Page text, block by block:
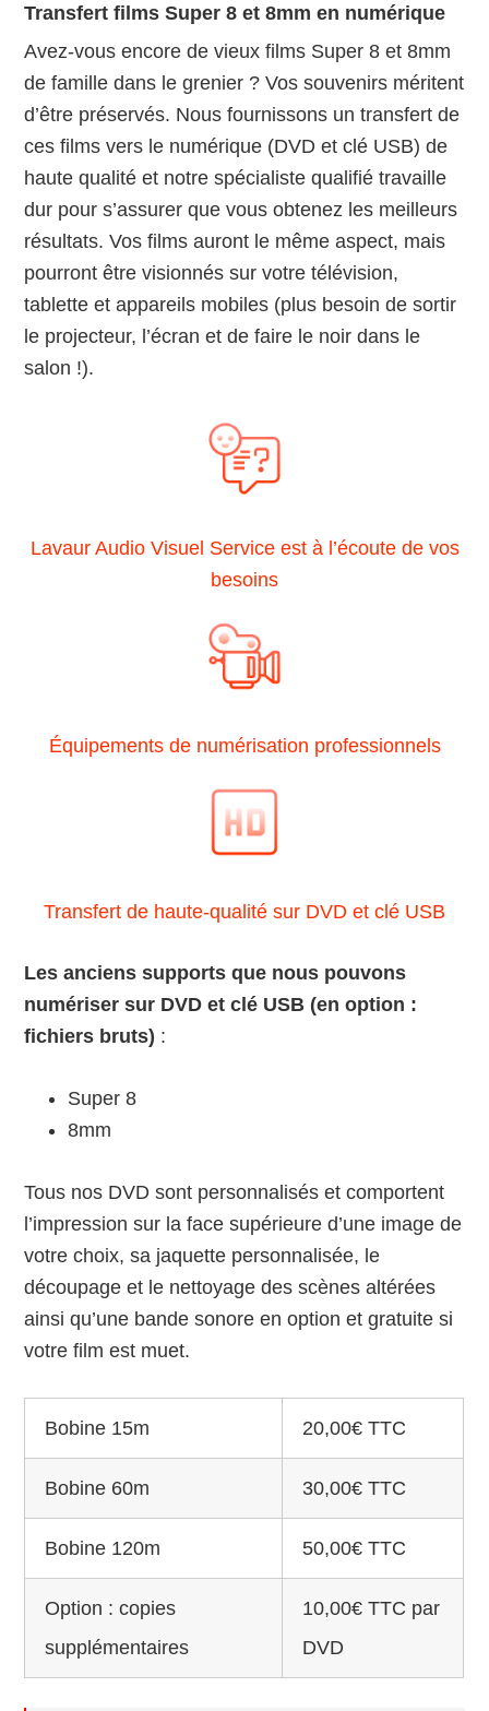
Transfert films Super 8 et 8mm en numérique
Avez-vous encore de vieux films Super 8 et 8mm
de famille dans le grenier ? Vos souvenirs méritent
d’être préservés. Nous fournissons un transfert de
ces films vers le numérique (DVD et clé USB) de
haute qualité et notre spécialiste qualifié travaille
dur pour s’assurer que vous obtenez les meilleurs
résultats. Vos films auront le même aspect, mais
pourront être visionnés sur votre télévision,
tablette et appareils mobiles (plus besoin de sortir
le projecteur, l’écran et de faire le noir dans le
salon !).
Lavaur Audio Visuel Service est à l’écoute de vos
besoins
Équipements de numérisation professionnels
Transfert de haute-qualité sur DVD et clé USB
Les anciens supports que nous pouvons
numériser sur DVD et clé USB (en option :
fichiers bruts) :
Super 8
8mm
Tous nos DVD sont personnalisés et comportent
l’impression sur la face supérieure d’une image de
votre choix, sa jaquette personnalisée, le
découpage et le nettoyage des scènes altérées
ainsi qu’une bande sonore en option et gratuite si
votre film est muet.
Bobine 15m 20,00€ TTC
Bobine 60m 30,00€ TTC
Bobine 120m 50,00€ TTC
Option : copies
supplémentaires
10,00€ TTC par
DVD